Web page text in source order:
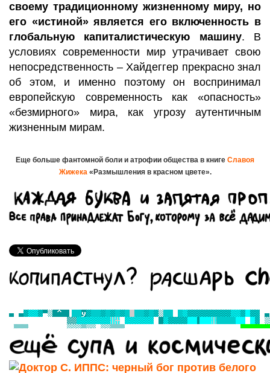
своему традиционному жизненному миру, но
его «истиной» является его включенность в
глобальную капиталистическую машину. В
условиях современности мир утрачивает свою
непосредственность – Хайдеггер прекрасно знал
об этом, и именно поэтому он воспринимал
европейскую современность как «опасность»
«безмирного» мира, как угрозу аутентичным
жизненным мирам.
Еще больше фантомной боли и атрофии общества в книге Славоя
Жижека«Размышления в красном цвете».